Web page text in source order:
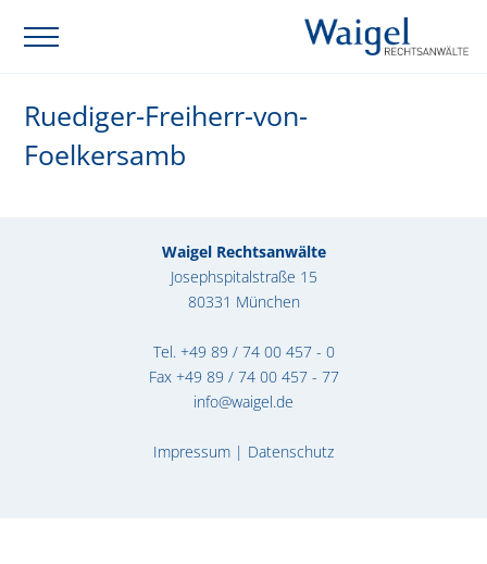
Ruediger-Freiherr-von-
Foelkersamb
Waigel Rechtsanwälte
Josephspitalstraße 15
80331 München
Tel. +49 89 / 74 00 457 - 0
Fax +49 89 / 74 00 457 - 77
info@waigel.de
Impressum | Datenschutz